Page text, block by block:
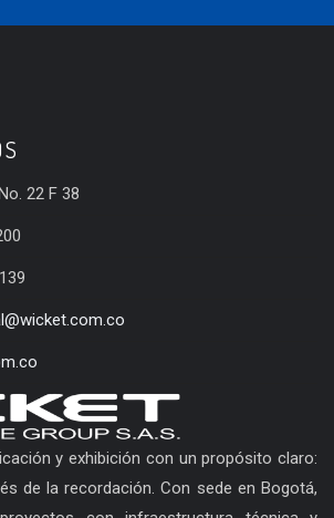
y exhibición con un propósito claro:
de la recordación. Con sede en Bogotá,
22 F 38